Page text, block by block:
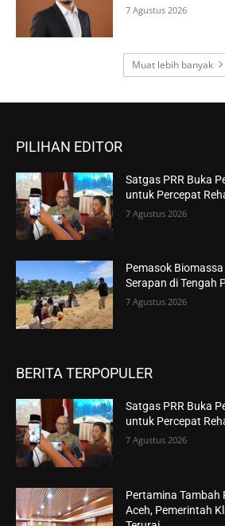
7 Agustus 2026
Muat lebih banyak
PILIHAN EDITOR
Satgas PRR Buka
untuk Percepat
7 Agustus 2026
Pemasok
Serapan di Tengah
7 Agustus 2026
BERITA TERPOPULER
Satgas PRR Buka
untuk Percepat
7 Agustus 2026
Pertamina Tambah
Aceh, Pemerintah